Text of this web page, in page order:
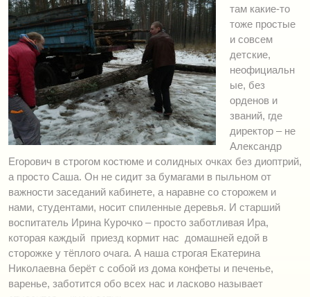
там какие-то
тоже простые
и совсем
детские,
неофициальн
ые, без
орденов и
званий, где
директор – не
Александр
Егорович в строгом костюме и солидных очках без диоптрий,
а просто Саша. Он не сидит за бумагами в пыльном от
важности заседаний кабинете, а наравне со сторожем и
нами, студентами, носит спиленные деревья. И старший
воспитатель Ирина Курочко – просто заботливая Ира,
которая каждый приезд кормит нас домашней едой в
сторожке у тёплого очага. А наша строгая Екатерина
Николаевна берёт с собой из дома конфеты и печенье,
варенье, заботится обо всех нас и ласково называет